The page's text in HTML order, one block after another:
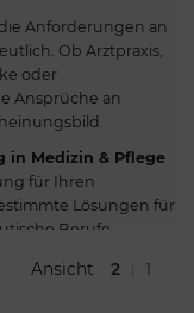
Anforderungen an
Ob Arztpraxis,
oder
Ansprüche an
in Medizin & Pflege
für Ihren
Lösungen für
Berufe,
Ansicht 2 1